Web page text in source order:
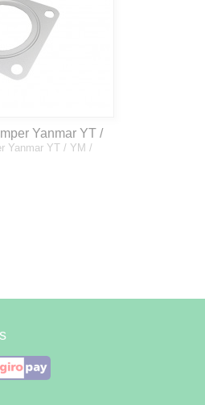
Yanmar YT /
128300-13230
Yanmar YT / YM /